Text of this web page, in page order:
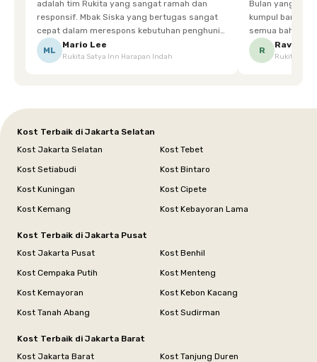
adalah tim Rukita yang sangat ramah dan
responsif. Mbak Siska yang bertugas sangat
cepat dalam merespons kebutuhan penghuni.
Ketika saya meminta keset karena sempat
terpeleset, permintaan tersebut langsung
ML
Mario Lee
Rukita Satya Inn Harapan Indah
Bulan yang super happy! banyak
kumpul bareng
semua bahagia
mgkn saran dari air aja & kebersihan lebih di
R
Ravena
Rukita
Kost Terbaik di Jakarta Selatan
Kost Jakarta Selatan
Kost Tebet
Kost Setiabudi
Kost Bintaro
Kost Kuningan
Kost Cipete
Kost Kemang
Kost Kebayoran Lama
Kost Terbaik di Jakarta Pusat
Kost Jakarta Pusat
Kost Benhil
Kost Cempaka Putih
Kost Menteng
Kost Kemayoran
Kost Kebon Kacang
Kost Tanah Abang
Kost Sudirman
Kost Terbaik di Jakarta Barat
Kost Jakarta Barat
Kost Tanjung Duren